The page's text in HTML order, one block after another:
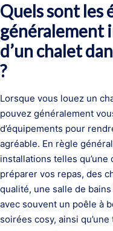
Quels sont les
généralement
d’un chalet
?
Lorsque vous louez un
pouvez généralement
d’équipements pour
agréable. En règle
installations telles
préparer vos repas, des
qualité, une salle de
avec souvent un poêle à
soirées cosy, ainsi